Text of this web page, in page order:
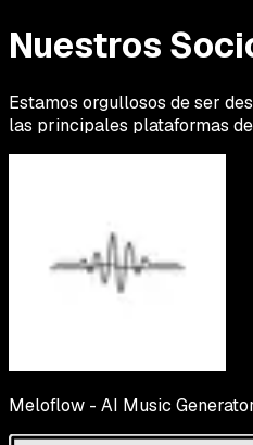
Nuestros
Estamos orgullosos de ser
las principales plataformas
Meloflow - AI Music